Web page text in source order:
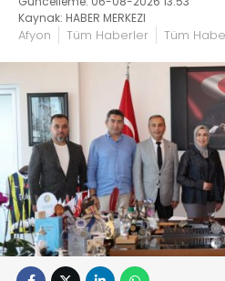
Kaynak: HABER MERKEZI
Afyon Tüm Haberler Tüm